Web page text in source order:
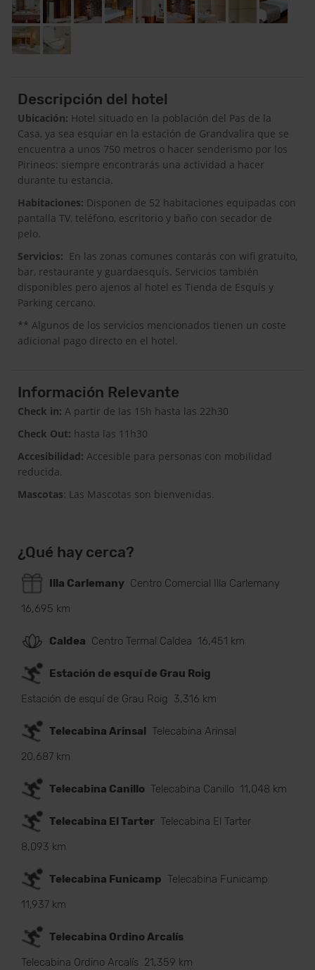
Descripción del hotel
Ubicación: Hotel situado en la población del Pas de la
Casa, ya sea esquiar en la estación de Grandvalira que se
encuentra a unos 750 metros o hacer senderismo por los
Pirineos: siempre encontrarás una actividad a hacer
durante tu estancia.
Habitaciones: Disponen de 52 habitaciones equipadas con
pantalla TV, teléfono, escritorio y baño con secador de
pelo.
Servicios: En las zonas comunes contarás con wifi gratuito,
bar, restaurante y guardaesquís. Servicios también
disponibles pero ajenos al hotel es Tienda de Esquís y
Parking cercano.
** Algunos de los servicios mencionados tienen un coste
adicional pago directo en el hotel.
Información Relevante
Check in: A partir de las 15h hasta las 22h30
Check Out: hasta las 11h30
Accesibilidad: Accesible para personas con mobilidad
reducida.
Mascotas: Las Mascotas son bienvenidas.
¿Qué hay cerca?
Illa Carlemany Centro Comercial Illa Carlemany
16,695 km
Caldea Centro Termal Caldea 16,451 km
Estación de esquí de Grau Roig
Estación de esquí de Grau Roig
3,316 km
Telecabina Arinsal Telecabina Arinsal
20,687 km
Telecabina Canillo Telecabina Canillo 11,048 km
Telecabina El Tarter Telecabina El Tarter
8,093 km
Telecabina Funicamp Telecabina Funicamp
11,937 km
Telecabina Ordino Arcalís
Telecabina Ordino Arcalís 21,359 km